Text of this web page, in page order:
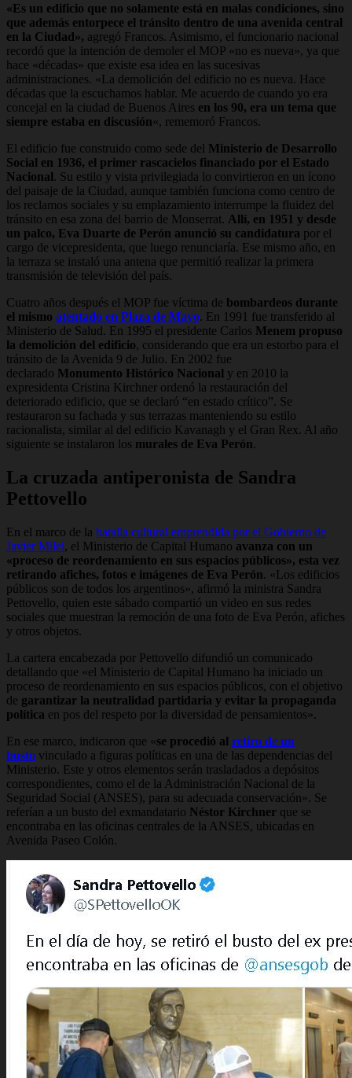
«Es un edificio que no solamente está en malas condiciones, sino
que además entorpece el tránsito dentro de una avenida central
en la Ciudad», agregó Francos. Asimismo, el funcionario nacional
recordó que la intención de demoler el MOP «no es nueva», ya que
hace «décadas» que existe esa idea en las sucesivas
administraciones. «La demolición del edificio no es nueva. Hace
décadas que la escuchamos hablar. Me acuerdo de cuando yo era
concejal en la ciudad de Buenos Aires en los 90, era un tema que
siempre estaba en discusión«, rememoró Francos.
El edificio fue construido como sede del Ministerio de Desarrollo
Social en 1936, el primer rascacielos financiado por el Estado
Nacional. Su estilo y vista privilegiada lo convirtieron en un ícono
del paisaje de la Ciudad, aunque también funciona como centro de
los reclamos sociales y su emplazamiento interrumpe la fluidez del
tránsito en esa zona del barrio de Monserrat. Allí, en 1951 y desde
un palco, Eva Duarte de Perón anunció su candidatura por el
cargo de vicepresidenta, que luego renunciaría. Ese mismo año, en
la terraza se instaló una antena que permitió realizar la primera
transmisión de televisión del país.
Cuatro años después el MOP fue víctima de bombardeos durante
el mismo atentado en Plaza de Mayo. En 1991 fue transferido al
Ministerio de Salud. En 1995 el presidente Carlos Menem propuso
la demolición del edificio, considerando que era un estorbo para el
tránsito de la Avenida 9 de Julio. En 2002 fue
declarado Monumento Histórico Nacional y en 2010 la
expresidenta Cristina Kirchner ordenó la restauración del
deteriorado edificio, que se declaró “en estado crítico”. Se
restauraron su fachada y sus terrazas manteniendo su estilo
racionalista, similar al del edificio Kavanagh y el Gran Rex. Al año
siguiente se instalaron los murales de Eva Perón.
La cruzada antiperonista de Sandra
Pettovello
En el marco de la batalla cultural emprendida por el Gobierno de
Javier Milei, el Ministerio de Capital Humano avanza con un
«proceso de reordenamiento en sus espacios públicos», esta vez
retirando afiches, fotos e imágenes de Eva Perón. «Los edificios
públicos son de todos los argentinos», afirmó la ministra Sandra
Pettovello, quien este sábado compartió un video en sus redes
sociales que muestran la remoción de una foto de Eva Perón, afiches
y otros objetos.
La cartera encabezada por Pettovello difundió un comunicado
detallando que «el Ministerio de Capital Humano ha iniciado un
proceso de reordenamiento en sus espacios públicos, con el objetivo
de garantizar la neutralidad partidaria y evitar la propaganda
política en pos del respeto por la diversidad de pensamientos».
En ese marco, indicaron que «se procedió al retiro de un
busto vinculado a figuras políticas en una de las dependencias del
Ministerio. Este y otros elementos serán trasladados a depósitos
correspondientes, como el de la Administración Nacional de la
Seguridad Social (ANSES), para su adecuada conservación». Se
referían a un busto del exmandatario Néstor Kirchner que se
encontraba en las oficinas centrales de la ANSES, ubicadas en
Avenida Paseo Colón.